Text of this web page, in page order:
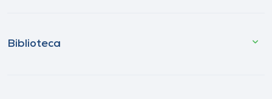
Biblioteca